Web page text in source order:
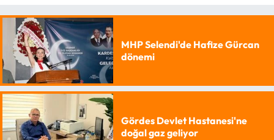
MHP Selendi'de Hafize Gürcan
dönemi
Gördes Devlet Hastanesi'ne
doğal gaz geliyor